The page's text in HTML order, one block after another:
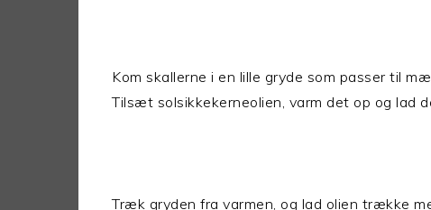
Kom skallerne i en lille gryde som passer til
Tilsæt solsikkekerneolien, varm det op og lad
Træk gryden fra varmen, og lad olien trække